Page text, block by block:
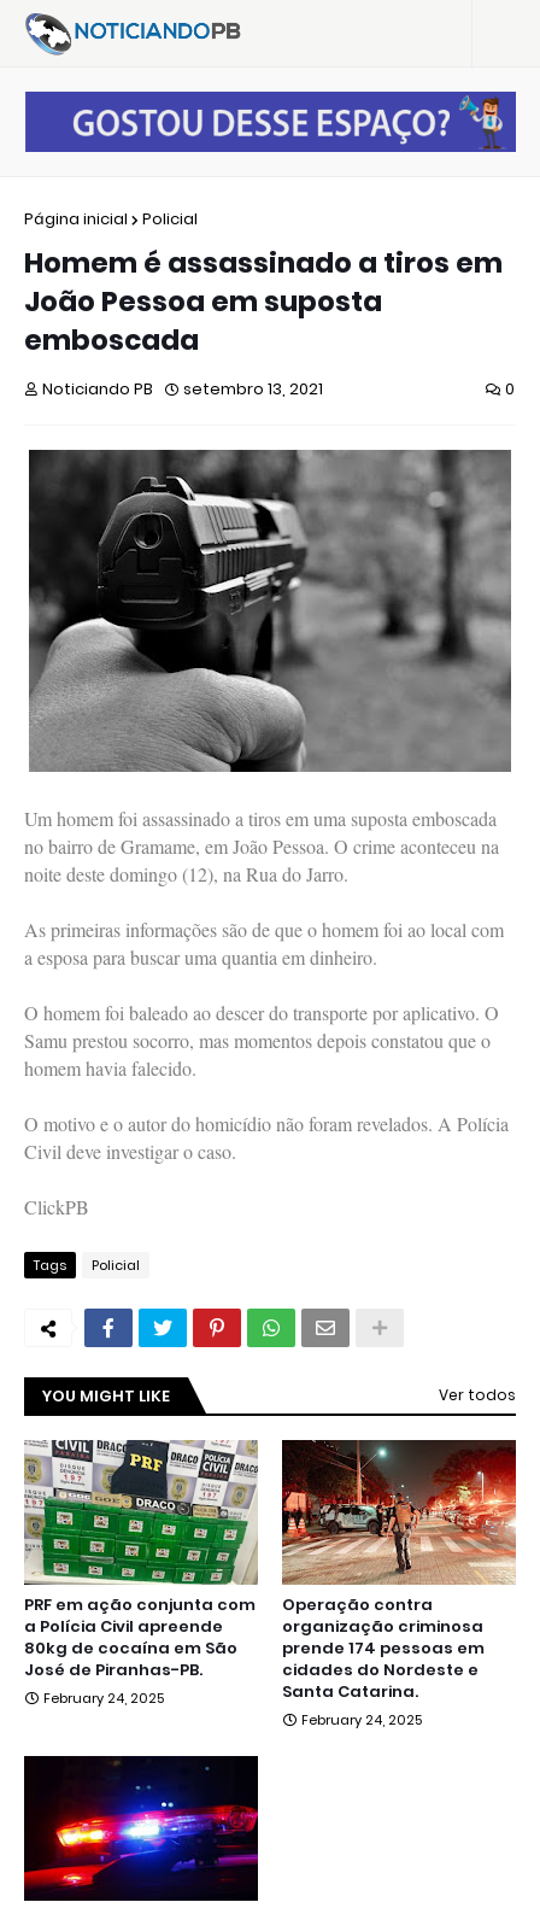
Página inicial Policial
Homem é assassinado a tiros em
João Pessoa em suposta
emboscada
Noticiando PB setembro 13, 2021 0
Um homem foi assassinado a tiros em uma suposta emboscada
no bairro de Gramame, em João Pessoa. O crime aconteceu na
noite deste domingo (12), na Rua do Jarro.
As primeiras informações são de que o homem foi ao local com
a esposa para buscar uma quantia em dinheiro.
O homem foi baleado ao descer do transporte por aplicativo. O
Samu prestou socorro, mas momentos depois constatou que o
homem havia falecido.
O motivo e o autor do homicídio não foram revelados. A Polícia
Civil deve investigar o caso.
ClickPB
Tags Policial
YOU MIGHT LIKE Ver todos
PRF em ação conjunta com
a Polícia Civil apreende
80kg de cocaína em São
José de Piranhas-PB.
February 24, 2025
Operação contra
organização criminosa
prende 174 pessoas em
cidades do Nordeste e
Santa Catarina.
February 24, 2025